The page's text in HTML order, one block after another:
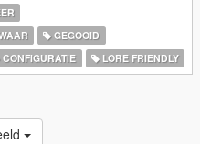
GEGOOID
CONFIGURATIE LORE FRIENDLY